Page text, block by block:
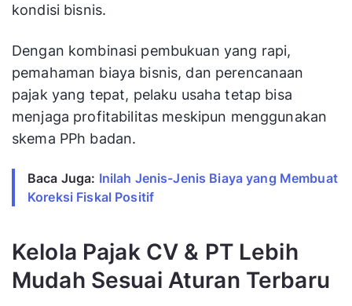
kondisi bisnis.
Dengan kombinasi pembukuan yang rapi,
pemahaman biaya bisnis, dan perencanaan
pajak yang tepat, pelaku usaha tetap bisa
menjaga profitabilitas meskipun menggunakan
skema PPh badan.
Baca Juga: Inilah Jenis-Jenis Biaya yang Membuat
Koreksi Fiskal Positif
Kelola Pajak CV & PT Lebih
Mudah Sesuai Aturan Terbaru